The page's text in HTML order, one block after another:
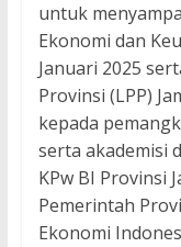
untuk
Ekonomi dan
Januari 2025
Provinsi (LPP)
kepada
serta akademisi
KPw BI Provinsi
Pemerintah
Ekonomi